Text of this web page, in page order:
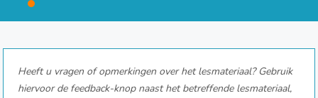
Heeft u vragen of opmerkingen over het lesmateriaal? Gebruik
hiervoor de feedback-knop naast het betreffende lesmateriaal,